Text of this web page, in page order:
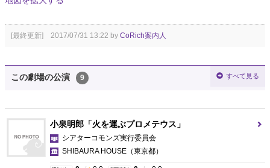
[最終更新] 2017/07/31 13:22 by CoRich案内人
この劇場の公演 9 すべて見る
小泉明郎「火を運ぶプロメテウス」
シアターコモンズ実行委員会
SHIBAURA HOUSE （東京都）